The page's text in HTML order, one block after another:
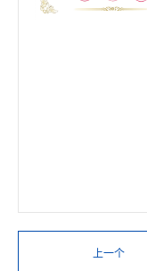
上一个